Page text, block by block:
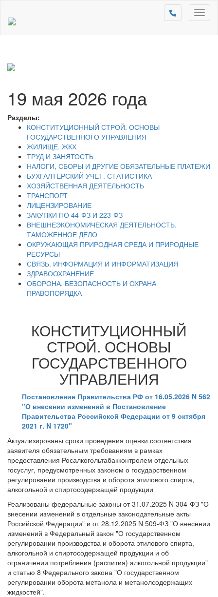
19 мая 2026 года
Разделы:
КОНСТИТУЦИОННЫЙ СТРОЙ. ОСНОВЫ
ГОСУДАРСТВЕННОГО УПРАВЛЕНИЯ
ЖИЛИЩЕ. ЖКХ
ТРУД И ЗАНЯТОСТЬ
НАЛОГИ, СБОРЫ И ДРУГИЕ ОБЯЗАТЕЛЬНЫЕ ПЛАТЕЖИ
БУХГАЛТЕРСКИЙ УЧЕТ. СТАТИСТИКА
ХОЗЯЙСТВЕННАЯ ДЕЯТЕЛЬНОСТЬ
ТРАНСПОРТ
ЛИЦЕНЗИРОВАНИЕ
ЗАКУПКИ ПО 44-ФЗ И 223-ФЗ
ВНЕШНЕЭКОНОМИЧЕСКАЯ ДЕЯТЕЛЬНОСТЬ.
ТАМОЖЕННОЕ ДЕЛО
ОКРУЖАЮЩАЯ ПРИРОДНАЯ СРЕДА И ПРИРОДНЫЕ
РЕСУРСЫ
СВЯЗЬ. ИНФОРМАЦИЯ И ИНФОРМАТИЗАЦИЯ
ЗДРАВООХРАНЕНИЕ
ОБОРОНА. БЕЗОПАСНОСТЬ И ОХРАНА
ПРАВОПОРЯДКА
КОНСТИТУЦИОННЫЙ
СТРОЙ. ОСНОВЫ
ГОСУДАРСТВЕННОГО
УПРАВЛЕНИЯ
Постановление Правительства РФ от 16.05.2026 N 562
"О внесении изменений в Постановление
Правительства Российской Федерации от 9 октября
2021 г. N 1720"
Актуализированы сроки проведения оценки соответствия
заявителя обязательным требованиям в рамках
предоставления Росалкогольтабакконтролем отдельных
госуслуг, предусмотренных законом о государственном
регулировании производства и оборота этилового спирта,
алкогольной и спиртосодержащей продукции
Реализованы федеральные законы от 31.07.2025 N 304-ФЗ "О
внесении изменений в отдельные законодательные акты
Российской Федерации" и от 28.12.2025 N 509-ФЗ "О внесении
изменений в Федеральный закон "О государственном
регулировании производства и оборота этилового спирта,
алкогольной и спиртосодержащей продукции и об
ограничении потребления (распития) алкогольной продукции"
и статью 8 Федерального закона "О государственном
регулировании оборота метанола и метанолсодержащих
жидкостей".